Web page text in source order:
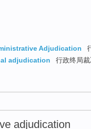
Adjudication
adjudication
行政终局
adjudication